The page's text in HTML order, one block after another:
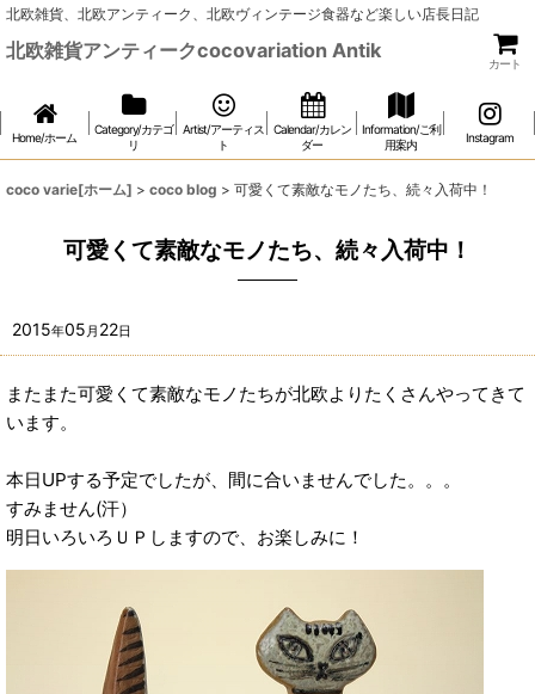
北欧雑貨、北欧アンティーク、北欧ヴィンテージ食器など楽しい店長日記
北欧雑貨アンティークcocovariation Antik
カート
Home/ホーム
Category/カテゴ
リ
Artist/アーティス
ト
Calendar/カレン
ダー
Information/ご利
用案内
Instagram
coco varie[ホーム] > coco blog > 可愛くて素敵なモノたち、続々入荷中！
可愛くて素敵なモノたち、続々入荷中！
2015年05 月 22日
またまた可愛くて素敵なモノたちが北欧よりたくさんやってきて
います。
本日UPする予定でしたが、間に合いませんでした。。。
すみません(汗）
明日いろいろＵＰしますので、お楽しみに！